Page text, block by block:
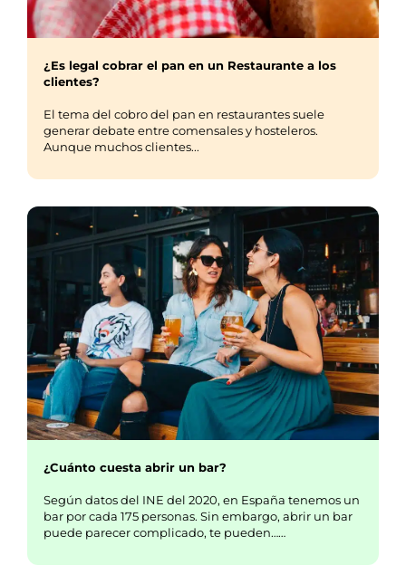
¿Es legal cobrar el pan en un Restaurante a los
clientes?
El tema del cobro del pan en restaurantes suele
generar debate entre comensales y hosteleros.
Aunque muchos clientes...
¿Cuánto cuesta abrir un bar?
Según datos del INE del 2020, en España tenemos un
bar por cada 175 personas. Sin embargo, abrir un bar
puede parecer complicado, te pueden……